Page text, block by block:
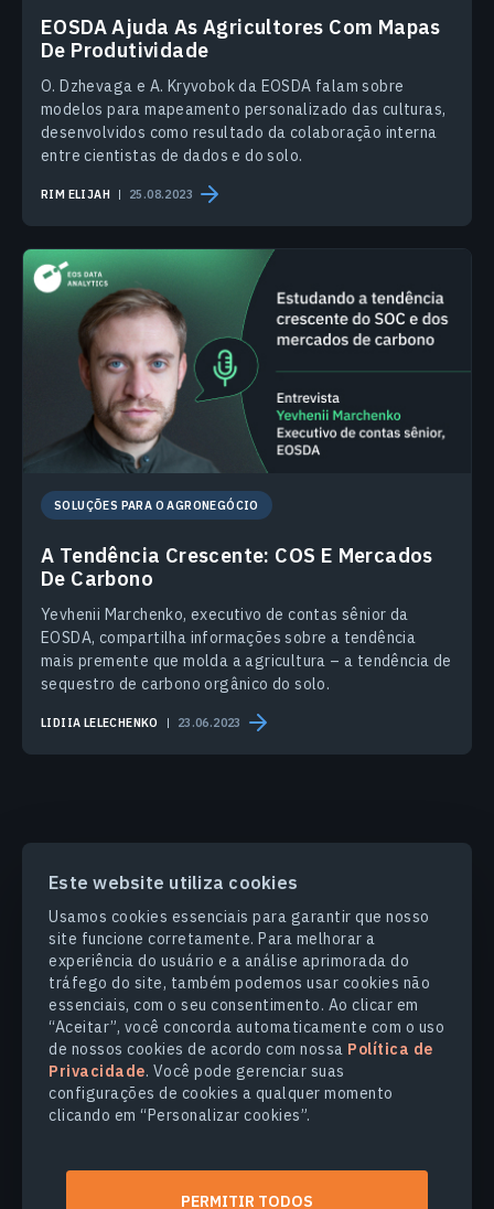
Este website utiliza cookies
Usamos cookies essenciais para garantir que nosso
site funcione corretamente. Para melhorar a
experiência do usuário e a análise aprimorada do
tráfego do site, também podemos usar cookies não
essenciais, com o seu consentimento. Ao clicar em
“Aceitar”, você concorda automaticamente com o uso
de nossos cookies de acordo com nossa Política de
Privacidade. Você pode gerenciar suas
configurações de cookies a qualquer momento
clicando em “Personalizar cookies”.
PERMITIR TODOS
EOSDA Ajuda As Agricultores Com Mapas
De Produtividade
O. Dzhevaga e A. Kryvobok da EOSDA falam sobre
modelos para mapeamento personalizado das culturas,
desenvolvidos como resultado da colaboração interna
entre cientistas de dados e do solo.
RIM ELIJAH 25.08.2023
SOLUÇÕES PARA O AGRONEGÓCIO
A Tendência Crescente: COS E Mercados
De Carbono
Yevhenii Marchenko, executivo de contas sênior da
EOSDA, compartilha informações sobre a tendência
mais premente que molda a agricultura – a tendência de
sequestro de carbono orgânico do solo.
LIDIIA LELECHENKO 23.06.2023
PRODUCTS & SOLUTIONS
SETORES
COMPANHIA
EXPLORE